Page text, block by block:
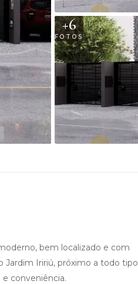
+6
FOTOS
bem localizado e com
Jardim Iririú, próximo a todo tipo
conveniência.